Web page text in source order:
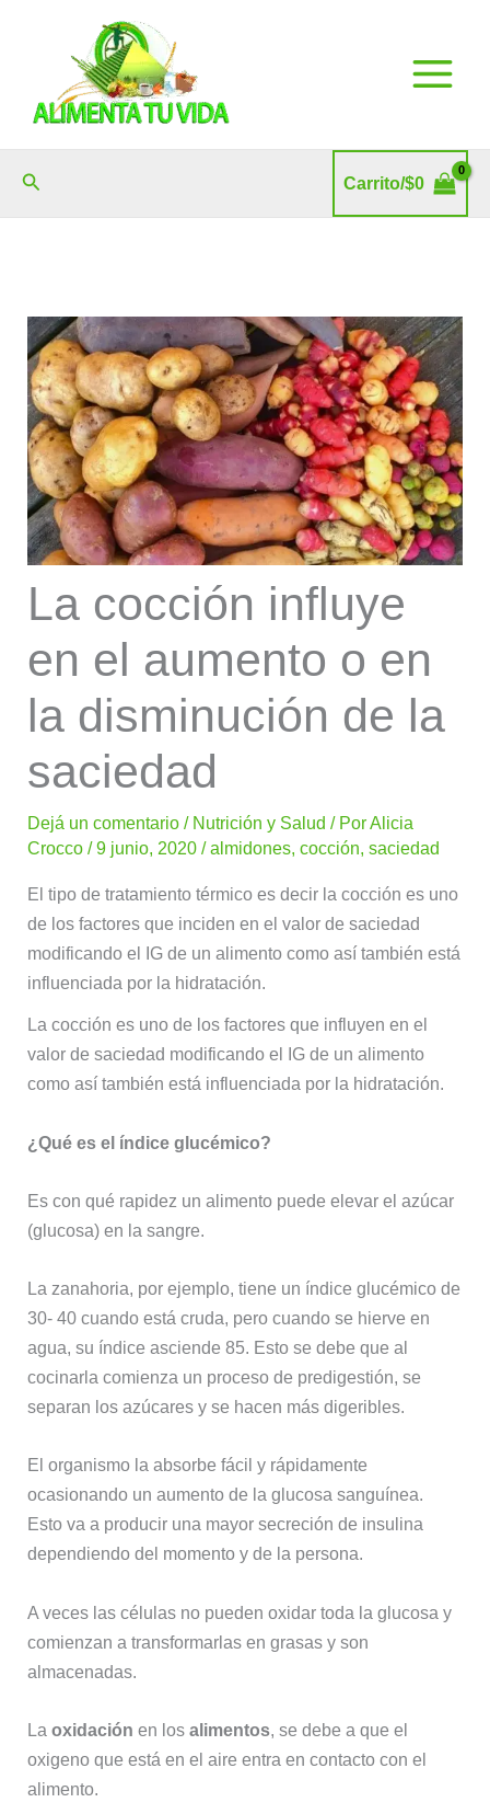
Buscar Carrito/$0
La cocción influye
en el aumento o en
la disminución de la
saciedad
Dejá un comentario / Nutrición y Salud / PorAlicia
Crocco/9 junio, 2020/almidones,cocción,saciedad
El tipo de tratamiento térmico es decir la cocción es uno
de los factores que inciden en el valor de saciedad
modificando el IG de un alimento como así también está
influenciada por la hidratación.
La cocción es uno de los factores que influyen en el
valor de saciedad modificando el IG de un alimento
como así también está influenciada por la hidratación.
¿Qué es el índice glucémico?
Es con qué rapidez un alimento puede elevar el azúcar
(glucosa) en la sangre.
La zanahoria, por ejemplo, tiene un índice glucémico de
30- 40 cuando está cruda, pero cuando se hierve en
agua, su índice asciende 85. Esto se debe que al
cocinarla comienza un proceso de predigestión, se
separan los azúcares y se hacen más digeribles.
El organismo la absorbe fácil y rápidamente
ocasionando un aumento de la glucosa sanguínea.
Esto va a producir una mayor secreción de insulina
dependiendo del momento y de la persona.
A veces las células no pueden oxidar toda la glucosa y
comienzan a transformarlas en grasas y son
almacenadas.
Laoxidación en losalimentos, se debe a que el
oxigeno que está en el aire entra en contacto con el
alimento.